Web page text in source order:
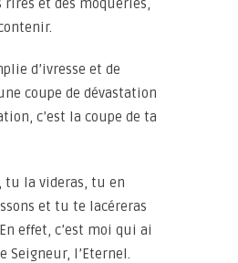
rires et des moqueries,
d’ivresse et de
coupe de dévastation
c’est la coupe de ta
tu la videras, tu en
et tu te lacéreras
effet, c’est moi qui ai
Seigneur, l’Eternel.